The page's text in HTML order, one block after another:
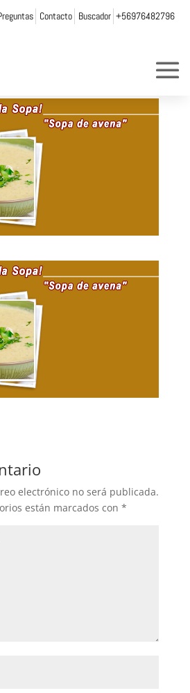
Contacto Buscador +56976482796
electrónico no será publicada.
están marcados con *